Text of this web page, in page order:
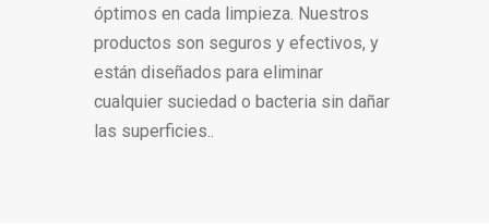
óptimos en cada limpieza. Nuestros
productos son seguros y efectivos, y
están diseñados para eliminar
cualquier suciedad o bacteria sin dañar
las superficies..